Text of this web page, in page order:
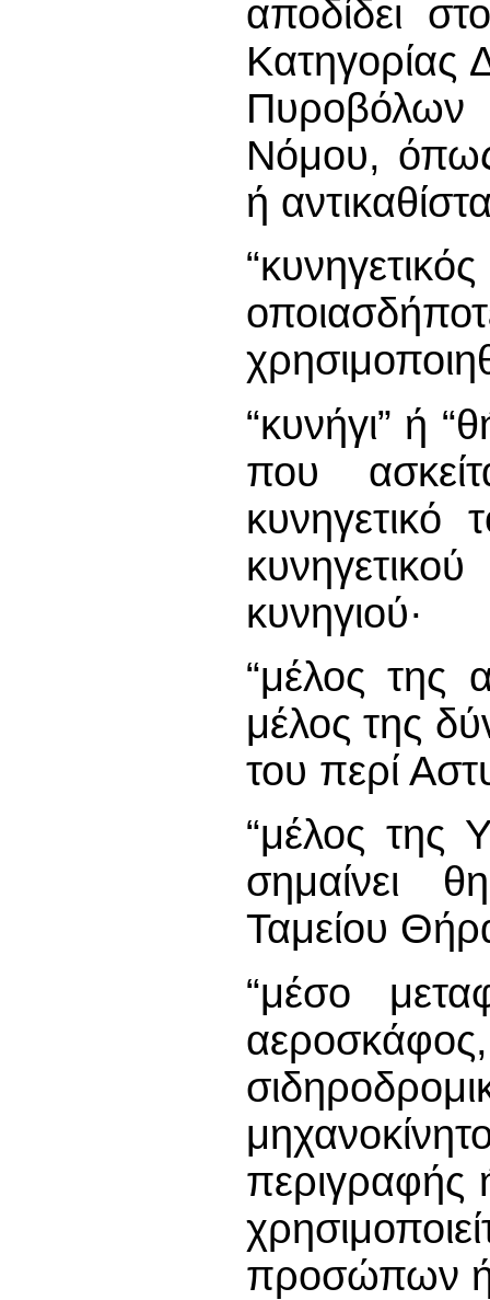
αποδίδει
Κατηγορίας
Νόμου, όπως
ή
“κυνήγι” ή
που
κυνηγιού·
“μέλος της
μέλος της
του περί
“μέλος της
σημαίνει
Ταμείου
“μέσο
περιγραφής
προσώπων